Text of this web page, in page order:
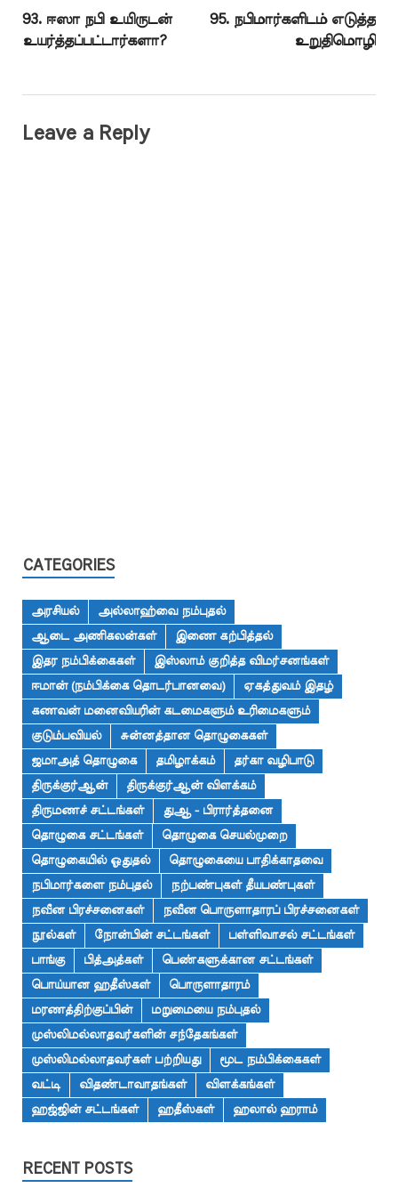
93. ஈஸா நபி உயிருடன்
உயர்த்தப்பட்டார்களா?
95. நபிமார்களிடம் எடுத்த
உறுதிமொழி
Leave a Reply
CATEGORIES
அரசியல்
அல்லாஹ்வை நம்புதல்
ஆடை அணிகலன்கள்
இணை கற்பித்தல்
இதர நம்பிக்கைகள்
இஸ்லாம் குறித்த விமர்சனங்கள்
ஈமான் (நம்பிக்கை தொடர்பானவை)
ஏகத்துவம் இதழ்
கணவன் மனைவியரின் கடமைகளும் உரிமைகளும்
குடும்பவியல்
சுன்னத்தான தொழுகைகள்
ஜமாஅத் தொழுகை
தமிழாக்கம்
தர்கா வழிபாடு
திருக்குர்ஆன்
திருக்குர்ஆன் விளக்கம்
திருமணச் சட்டங்கள்
துஆ - பிரார்த்தனை
தொழுகை சட்டங்கள்
தொழுகை செயல்முறை
தொழுகையில் ஓதுதல்
தொழுகையை பாதிக்காதவை
நபிமார்களை நம்புதல்
நற்பண்புகள் தீயபண்புகள்
நவீன பிரச்சனைகள்
நவீன பொருளாதாரப் பிரச்சனைகள்
நூல்கள்
நோன்பின் சட்டங்கள்
பள்ளிவாசல் சட்டங்கள்
பாங்கு
பித்அத்கள்
பெண்களுக்கான சட்டங்கள்
பொய்யான ஹதீஸ்கள்
பொருளாதாரம்
மரணத்திற்குப்பின்
மறுமையை நம்புதல்
முஸ்லிமல்லாதவர்களின் சந்தேகங்கள்
முஸ்லிமல்லாதவர்கள் பற்றியது
மூட நம்பிக்கைகள்
வட்டி
விதண்டாவாதங்கள்
விளக்கங்கள்
ஹஜ்ஜின் சட்டங்கள்
ஹதீஸ்கள் ஹலால் ஹராம்
RECENT POSTS